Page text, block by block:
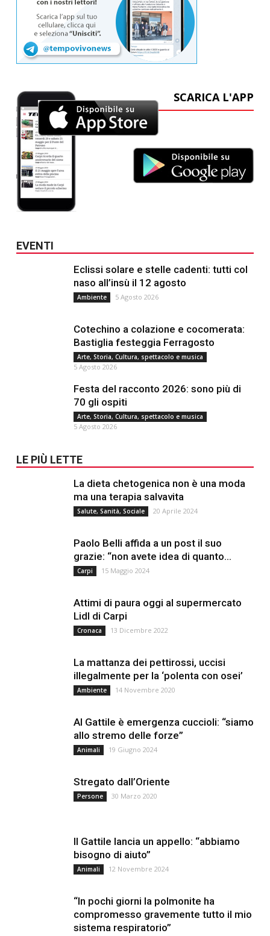
SCARICA L'APP
EVENTI
Eclissi solare e stelle cadenti: tutti col
naso all’insù il 12 agosto
Ambiente 5 Agosto 2026
Cotechino a colazione e cocomerata:
Bastiglia festeggia Ferragosto
Arte, Storia, Cultura, spettacolo e musica
5 Agosto 2026
Festa del racconto 2026: sono più di
70 gli ospiti
Arte, Storia, Cultura, spettacolo e musica
5 Agosto 2026
LE PIÙ LETTE
La dieta chetogenica non è una moda
ma una terapia salvavita
Salute, Sanità, Sociale 20 Aprile 2024
Paolo Belli affida a un post il suo
grazie: “non avete idea di quanto...
Carpi 15 Maggio 2024
Attimi di paura oggi al supermercato
Lidl di Carpi
Cronaca 13 Dicembre 2022
La mattanza dei pettirossi, uccisi
illegalmente per la ‘polenta con osei’
Ambiente 14 Novembre 2020
Al Gattile è emergenza cuccioli: “siamo
allo stremo delle forze”
Animali 19 Giugno 2024
Stregato dall’Oriente
Persone 30 Marzo 2020
Il Gattile lancia un appello: “abbiamo
bisogno di aiuto”
Animali 12 Novembre 2024
“In pochi giorni la polmonite ha
compromesso gravemente tutto il mio
sistema respiratorio”